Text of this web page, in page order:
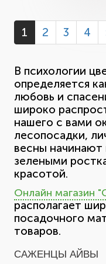
1 2 3 4
В психологии
определяется
любовь и
широко
нашего с вами
лесопосадки,
весны начинают
зелеными
красотой.
Онлайн магазин
располагает
посадочного
товаров.
САЖЕНЦЫ АЙВЫ